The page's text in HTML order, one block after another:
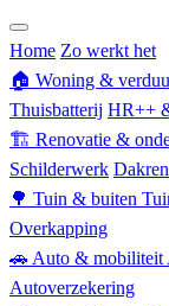
Home Zo werkt het
🏠 Woning &
Thuisbatterij HR++
🏗 Renovatie &
Schilderwerk
🌳 Tuin & buiten
Overkapping
🚗 Auto & mobiliteit
Autoverzekering